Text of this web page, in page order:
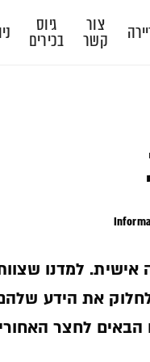
צור
קשר
גיוס
בכירים
למדנו
את הידע
הבאים לחצר